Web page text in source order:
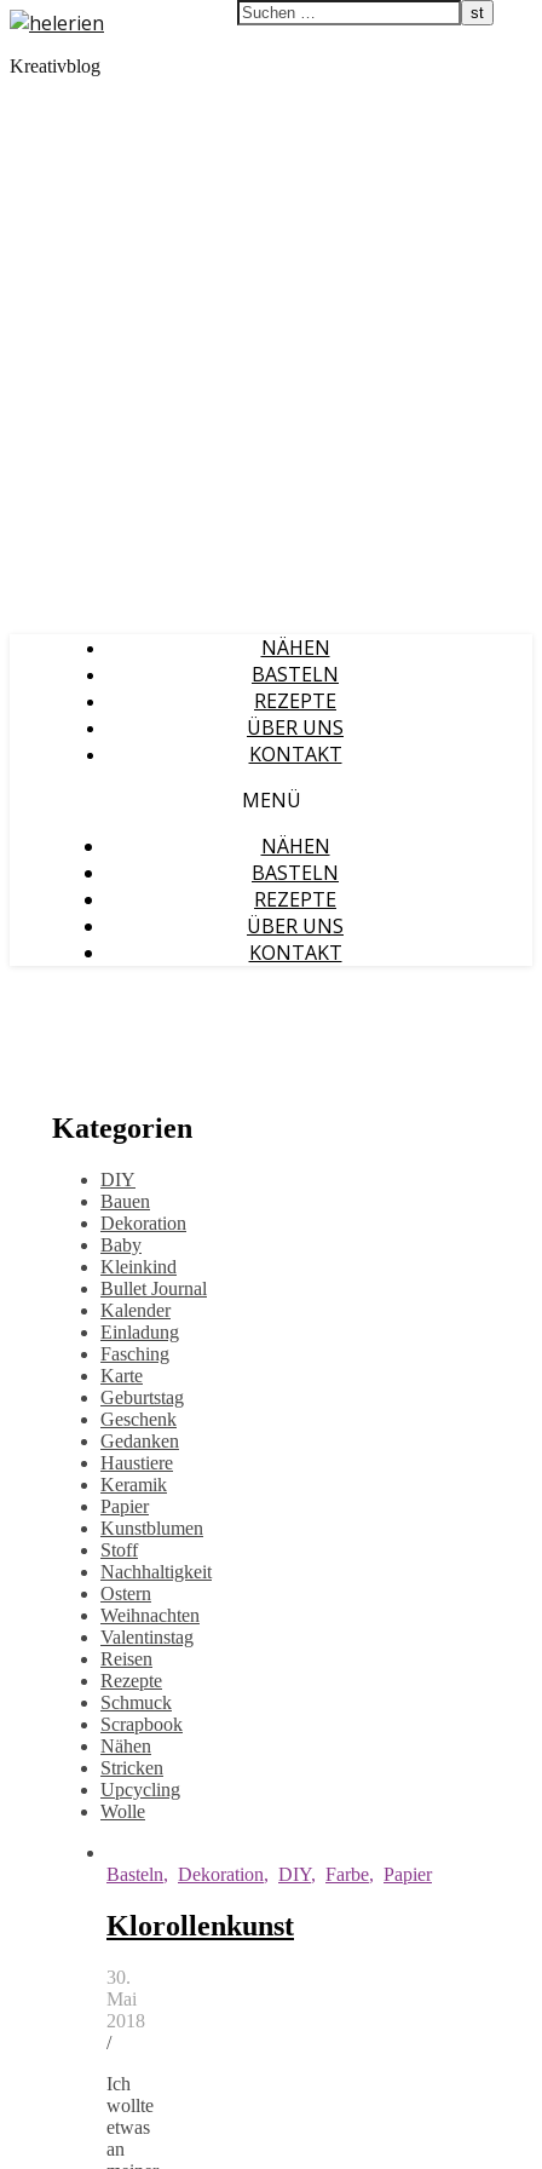
Kreativblog
NÄHEN
BASTELN
REZEPTE
ÜBER UNS
KONTAKT
MENÜ
NÄHEN
BASTELN
REZEPTE
ÜBER UNS
KONTAKT
Kategorien
DIY
Bauen
Dekoration
Baby
Kleinkind
Bullet Journal
Kalender
Einladung
Fasching
Karte
Geburtstag
Geschenk
Gedanken
Haustiere
Keramik
Papier
Kunstblumen
Stoff
Nachhaltigkeit
Ostern
Weihnachten
Valentinstag
Reisen
Rezepte
Schmuck
Scrapbook
Nähen
Stricken
Upcycling
Wolle
Basteln, Dekoration, DIY, Farbe, Papier
Klorollenkunst
30.
Mai
2018
/
Ich
wollte
etwas
an